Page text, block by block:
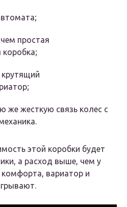
простая
коробка;
же жесткую связь колес с
этой коробки будет
а расход выше, чем у
комфорта, вариатор и